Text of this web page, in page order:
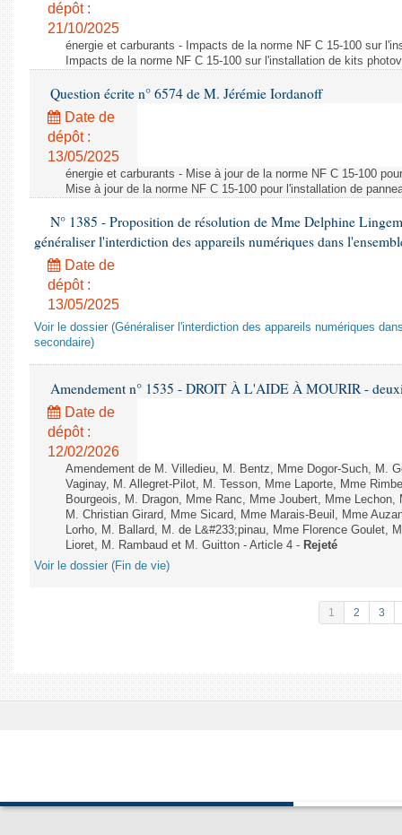
dépôt :
21/10/2025
énergie et carburants - Impacts de la norme NF C 15-100 sur
Impacts de la norme NF C 15-100 sur l'installation de kits
Question écrite n° 6574 de M. Jérémie Iordanoff
Date de
dépôt :
13/05/2025
énergie et carburants - Mise à jour de la norme NF C 15-100
Mise à jour de la norme NF C 15-100 pour l'installation de
N° 1385 - Proposition de résolution de Mme Delphine
généraliser l'interdiction des appareils numériques dans
Date de
dépôt :
13/05/2025
Voir le dossier (Généraliser l'interdiction des appareils numériques
secondaire)
Amendement n° 1535 - DROIT À L'AIDE À MOURIR -
Date de
dépôt :
12/02/2026
Amendement de M. Villedieu, M. Bentz, Mme Dogor-Such, M.
Vaginay, M. Allegret-Pilot, M. Tesson, Mme Laporte, Mme
Bourgeois, M. Dragon, Mme Ranc, Mme Joubert, Mme
M. Christian Girard, Mme Sicard, Mme Marais-Beuil, Mme
Lorho, M. Ballard, M. de L&#233;pinau, Mme Florence Goulet,
Lioret, M. Rambaud et M. Guitton - Article 4 - Rejeté
Voir le dossier (Fin de vie)
1 2 3